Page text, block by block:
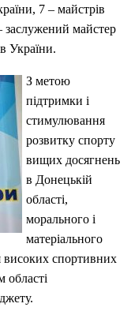
7 – майстрів
заслужений майстер
України.
З метою
підтримки і
стимулювання
розвитку спорту
вищих досягнень
в Донецькій
області,
морального і
матеріального
високих спортивних
області